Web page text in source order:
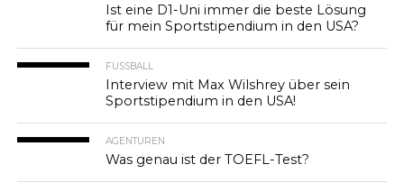
Ist eine D1-Uni immer die beste Lösung
für mein Sportstipendium in den USA?
FUSSBALL
Interview mit Max Wilshrey über sein
Sportstipendium in den USA!
AGENTUREN
Was genau ist der TOEFL-Test?